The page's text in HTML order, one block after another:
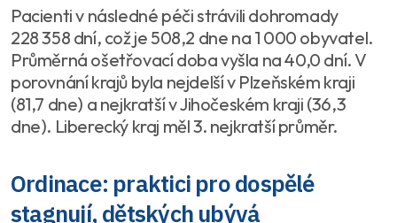
Pacienti v následné péči strávili dohromady
228 358 dní, což je 508,2 dne na 1 000 obyvatel.
Průměrná ošetřovací doba vyšla na 40,0 dní. V
porovnání krajů byla nejdelší v Plzeňském kraji
(81,7 dne) a nejkratší v Jihočeském kraji (36,3
dne). Liberecký kraj měl 3. nejkratší průměr.
Ordinace: praktici pro dospělé
stagnují, dětských ubývá